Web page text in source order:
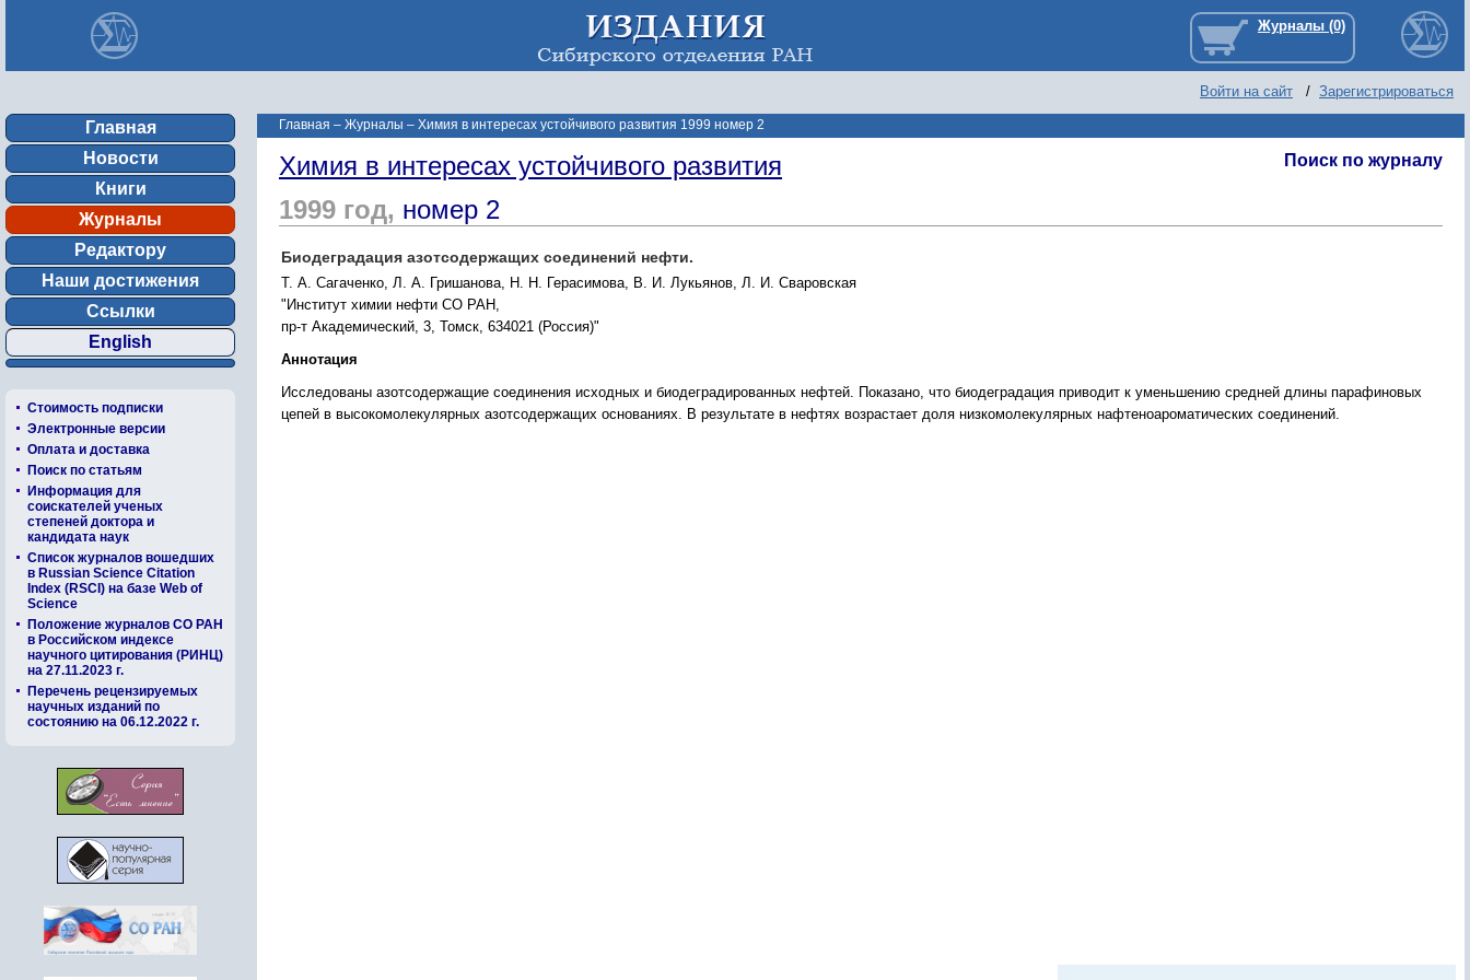
Войти на сайт / Зарегистрироваться
Главная
Новости
Книги
Журналы
Редактору
Наши достижения
Ссылки
English
Стоимость подписки
Электронные версии
Оплата и доставка
Поиск по статьям
Информация для
соискателей ученых
степеней доктора и
кандидата наук
Список журналов вошедших
в Russian Science Citation
Index (RSCI) на базе Web of
Science
Положение журналов СО РАН
в Российском индексе
научного цитирования (РИНЦ)
на 27.11.2023 г.
Перечень рецензируемых
научных изданий по
состоянию на 06.12.2022 г.
Главная – Журналы – Химия в интересах устойчивого развития 1999 номер 2
Поиск по журналу
Химия в интересах устойчивого развития
1999 год, номер 2
Биодеградация азотсодержащих соединений нефти.
Т. А. Сагаченко, Л. А. Гришанова, Н. Н. Герасимова, В. И. Лукьянов, Л. И. Сваровская
"Институт химии нефти СО РАН,
пр-т Академический, 3, Томск, 634021 (Россия)"
Аннотация
Исследованы азотсодержащие соединения исходных и биодеградированных нефтей. Показано, что биодеградация приводит к уменьшению средней длины парафиновых
цепей в высокомолекулярных азотсодержащих основаниях. В результате в нефтях возрастает доля низкомолекулярных нафтеноароматических соединений.